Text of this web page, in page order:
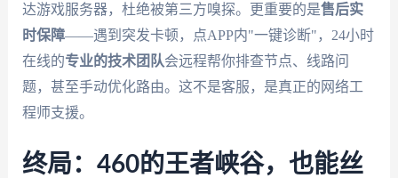
达游戏服务器，杜绝被第三方嗅探。更重要的是售后实
时保障——遇到突发卡顿，点APP内"一键诊断"，24小时
在线的专业的技术团队会远程帮你排查节点、线路问
题，甚至手动优化路由。这不是客服，是真正的网络工
程师支援。
终局：460的王者峡谷，也能丝